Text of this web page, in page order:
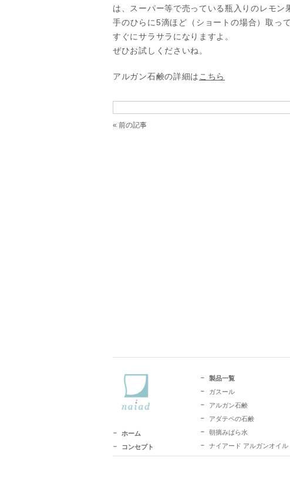
は、スーパー等で売っている瓶入りのレモン
手のひらに5滴ほど（ショートの場合）取っ
すぐにサラサラになりますよ。
ぜひお試しくださいね。
アルガン石鹸の詳細は こちら
« 前の記事
ホーム
コンセプト
製品一覧
ガスール
アルガン石鹸
アダテペの石鹸
朝摘みばら水
ナイアード アルガンオイル